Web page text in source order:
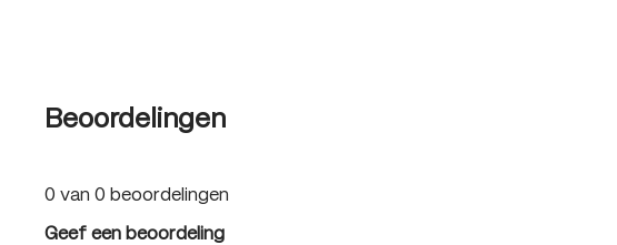
Beoordelingen
0 van 0 beoordelingen
Geef een beoordeling